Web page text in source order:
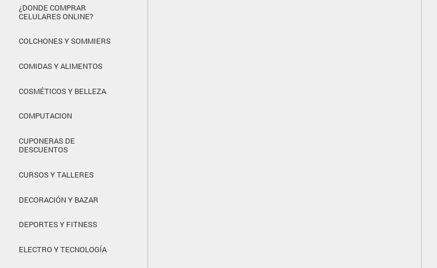
¿DONDE COMPRAR
CELULARES ONLINE?
COLCHONES Y SOMMIERS
COMIDAS Y ALIMENTOS
COSMÉTICOS Y BELLEZA
COMPUTACION
CUPONERAS DE
DESCUENTOS
CURSOS Y TALLERES
DECORACIÓN Y BAZAR
DEPORTES Y FITNESS
ELECTRO Y TECNOLOGÍA